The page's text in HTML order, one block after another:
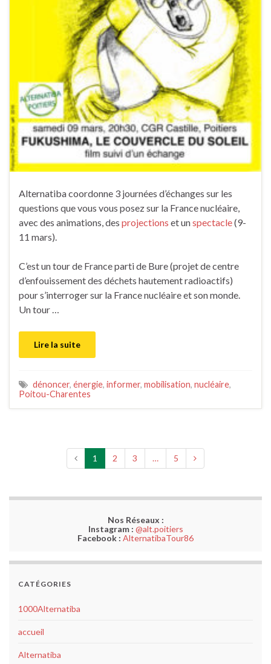
Alternatiba coordonne 3 journées d’échanges sur les
questions que vous vous posez sur la France nucléaire,
avec des animations, des projections et unspectacle(9-
11 mars).
C’est un tour de France parti de Bure (projet de centre
d’enfouissement des déchets hautement radioactifs)
pour s’interroger sur la France nucléaire et son monde.
Un tour …
Lire la suite
dénoncer, énergie, informer, mobilisation, nucléaire,
Poitou-Charentes
1 2 3 … 5
Nos Réseaux :
Instagram : @alt.poitiers
Facebook : AlternatibaTour86
CATÉGORIES
1000Alternatiba
accueil
Alternatiba